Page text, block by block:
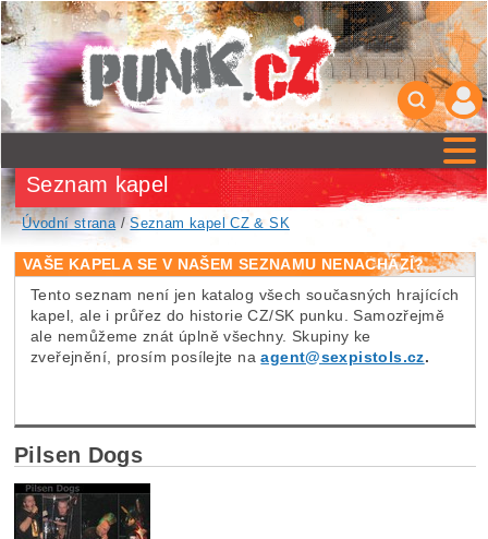
Seznam kapel
Úvodní strana/Seznam kapel CZ & SK
VAŠE KAPELA SE V NAŠEM SEZNAMU NENACHÁZÍ?
Tento seznam není jen katalog všech současných hrajících
kapel, ale i průřez do historie CZ/SK punku. Samozřejmě
ale nemůžeme znát úplně všechny. Skupiny ke
zveřejnění, prosím posílejte na agent@sexpistols.cz.
Pilsen Dogs